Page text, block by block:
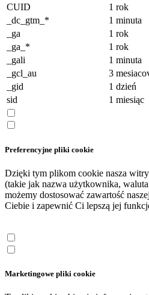
CUID
1 rok
_dc_gtm_*
1 minuta
_ga
1 rok
_ga_*
1 rok
_gali
1 minuta
_gcl_au
3
_gid
1 dzień
sid
1 miesiąc
Preferencyjne pliki cookie
Dzięki tym plikom cookie nasza
(takie jak nazwa użytkownika,
możemy dostosować zawartość
Ciebie i zapewnić Ci lepszą jej
Marketingowe pliki cookie